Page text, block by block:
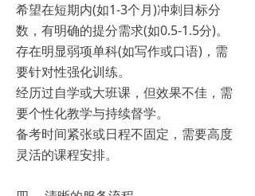
希望在短期内(如1-3个月)冲刺目标分
数，有明确的提分需求(如0.5-1.5分)。
存在明显弱项单科(如写作或口语)，需
要针对性强化训练。
经历过自学或大班课，但效果不佳，需
要个性化教学与持续督学。
备考时间紧张或日程不固定，需要高度
灵活的课程安排。